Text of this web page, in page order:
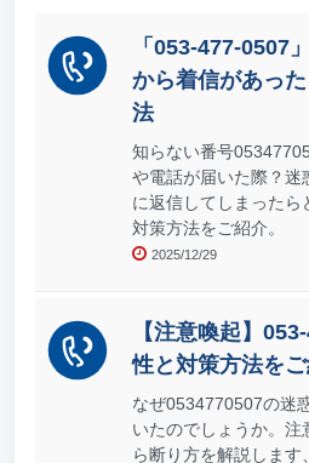
「053-477-0507
から着信があっ
法
知らない番号
や電話が届いた際？迷
に返信してしまったら
対策方法をご紹介。
2025/12/29
【注意喚起】
性と対策方法を
なぜ0534770507の迷
いたのでしょうか。
ら断り方を解説しま